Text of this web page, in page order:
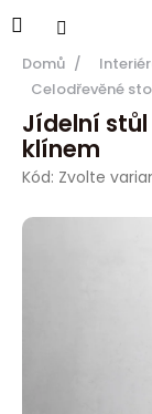
na
Domů /
Celodřevěné
Jídelní
klínem
Kód: Zvolte